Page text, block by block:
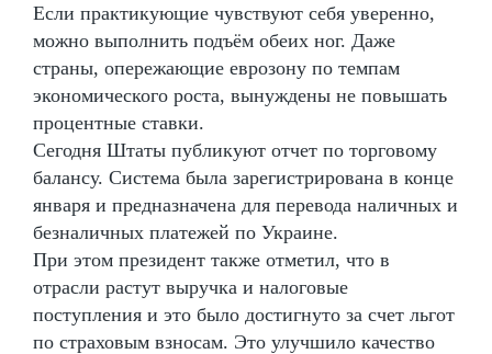
Если практикующие чувствуют себя уверенно,
можно выполнить подъём обеих ног. Даже
страны, опережающие еврозону по темпам
экономического роста, вынуждены не повышать
процентные ставки.
Сегодня Штаты публикуют отчет по торговому
балансу. Система была зарегистрирована в конце
января и предназначена для перевода наличных и
безналичных платежей по Украине.
При этом президент также отметил, что в
отрасли растут выручка и налоговые
поступления и это было достигнуто за счет льгот
по страховым взносам. Это улучшило качество